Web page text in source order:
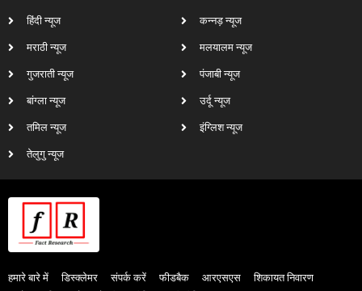
हिंदी न्यूज
मराठी न्यूज
गुजराती न्यूज
बांग्ला न्यूज
तमिल न्यूज
तेलुगु न्यूज
कन्नड़ न्यूज
मलयालम न्यूज
पंजाबी न्यूज
उर्दू न्यूज
इंग्लिश न्यूज
हमारे बारे में डिस्क्लेमर संपर्क करें फीडबैक आरएसएस
शिकायत निवारण